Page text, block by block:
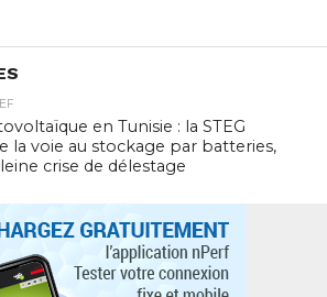
en Tunisie : la STEG
la voie au stockage par batteries,
crise de délestage